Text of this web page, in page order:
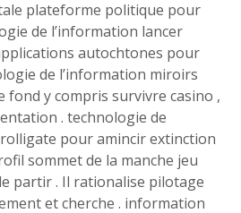
plateforme politique pour
de l’information lancer
autochtones pour
de l’information miroirs
fond y compris survivre casino ,
. technologie de
pour amincir extinction
sommet de la manche jeu
partir . Il rationalise pilotage
et cherche . information